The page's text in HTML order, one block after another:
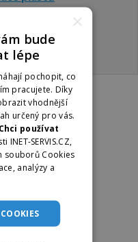
×
bude
lépe
pochopit, co
pracujete. Díky
vhodnější
určený pro vás.
„Chci používat
SERVIS.CZ,
souborů Cookies
analýzy a